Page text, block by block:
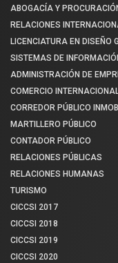
ABOGACÍA Y
RELACIONES
LICENCIATURA EN DISEÑO
SISTEMAS DE
ADMINISTRACIÓN DE
COMERCIO
CORREDOR PÚBLICO
MARTILLERO PÚBLICO
CONTADOR PÚBLICO
RELACIONES PÚBLICAS
RELACIONES HUMANAS
TURISMO
CICCSI 2017
CICCSI 2018
CICCSI 2019
CICCSI 2020